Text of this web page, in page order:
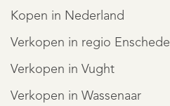
Kopen in Nederland
Verkopen in regio Enschede
Verkopen in Vught
Verkopen in Wassenaar